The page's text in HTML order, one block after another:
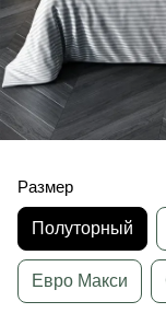
Размер
Полуторный
Евро Макси